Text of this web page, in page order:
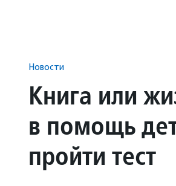
Новости
Книга или
в помощь
пройти тест